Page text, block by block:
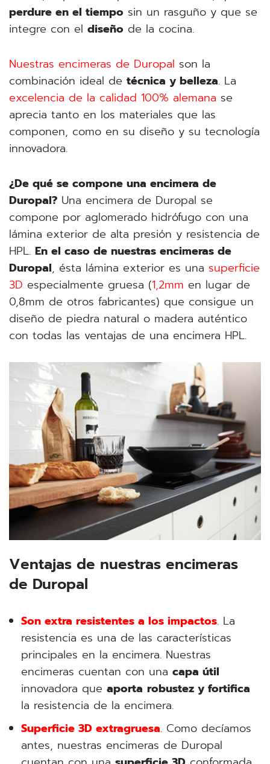
perdure en el tiempo sin un rasguño y que se
integre con el diseño de la cocina.
Nuestras encimeras de Duropal son la
combinación ideal de técnica y belleza. La
excelencia de la calidad 100% alemana se
aprecia tanto en los materiales que las
componen, como en su diseño y su tecnología
innovadora.
¿De qué se compone una encimera de
Duropal? Una encimera de Duropal se
compone por aglomerado hidrófugo con una
lámina exterior de alta presión y resistencia de
HPL. En el caso de nuestras encimeras de
Duropal, ésta lámina exterior es una superficie
3D especialmente gruesa (1,2mm en lugar de
0,8mm de otros fabricantes) que consigue un
diseño de piedra natural o madera auténtico
con todas las ventajas de una encimera HPL.
Ventajas de nuestras encimeras
de Duropal
Son extra resistentes a los impactos. La
resistencia es una de las características
principales en la encimera. Nuestras
encimeras cuentan con una capa útil
innovadora que aporta robustez y fortifica
la resistencia de la encimera.
Superficie 3D extragruesa. Como decíamos
antes, nuestras encimeras de Duropal